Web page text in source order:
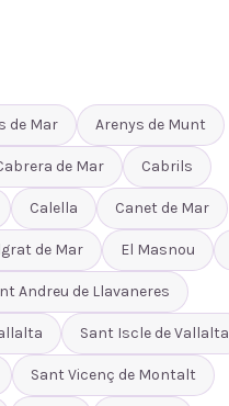
de Mar Arenys de Munt
de Mar Cabrils
Calella Canet de Mar
de Mar El Masnou
Andreu de Llavaneres
Sant Iscle de Vallalta
Sant Vicenç de Montalt